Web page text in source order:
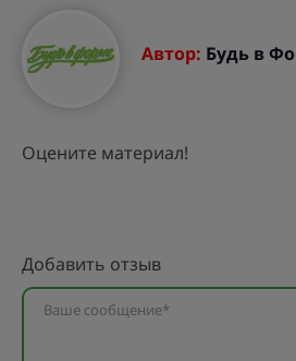
Автор: Будь в
Оцените материал!
Добавить отзыв
Ваше сообщение*